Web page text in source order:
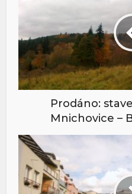
Prodáno:
Mnichovice –